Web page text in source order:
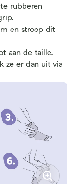
rubberen
en stroop dit
aan de taille.
ze er dan uit via